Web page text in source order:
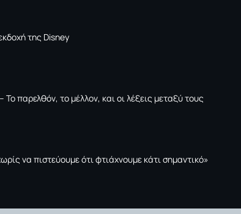
της Disney
Το παρελθόν, το μέλλον, και οι λέξεις μεταξύ τους
να πιστεύουμε ότι φτιάχνουμε κάτι σημαντικό»